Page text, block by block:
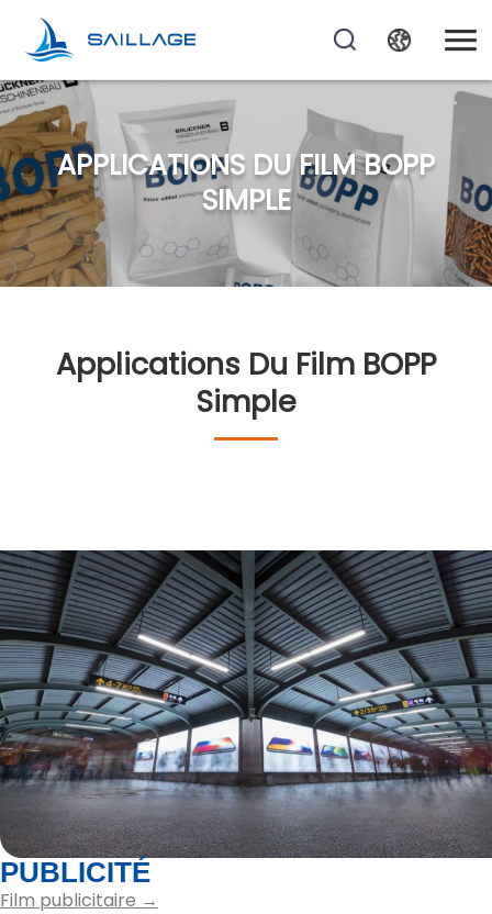
APPLICATIONS DU FILM BOPP
SIMPLE
Applications Du Film BOPP
Simple
PUBLICITÉ
Film publicitaire →